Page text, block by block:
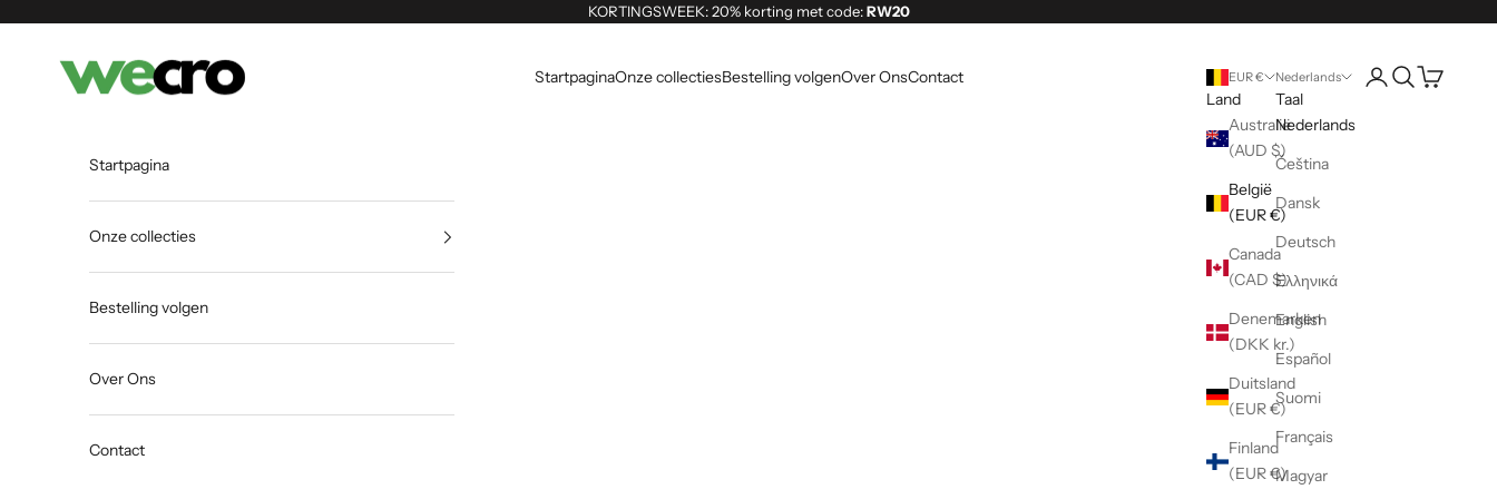
KORTINGSWEEK: 20% korting met code:RW20
Shopwecro
StartpaginaOnze collectiesBestelling volgenOver OnsContact EUR €
Land
Australië
(AUD $)
België
(EUR €)
Canada
(CAD $)
Denemarken
(DKK kr.)
Duitsland
(EUR €)
Finland
(EUR €)
Nederlands
Taal
Nederlands
Čeština
Dansk
Deutsch
Ελληνικά
English
Español
Suomi
Français
Magyar
Accountpagina
Zoeken openen
Startpagina
Onze collecties
Bestelling volgen
Over Ons
Contact